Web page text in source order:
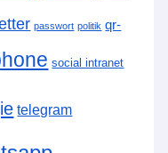
passwort politik qr-
social intranet
telegram